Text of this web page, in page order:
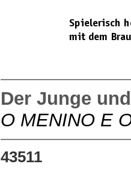
Der Junge
O MENINO E
43511